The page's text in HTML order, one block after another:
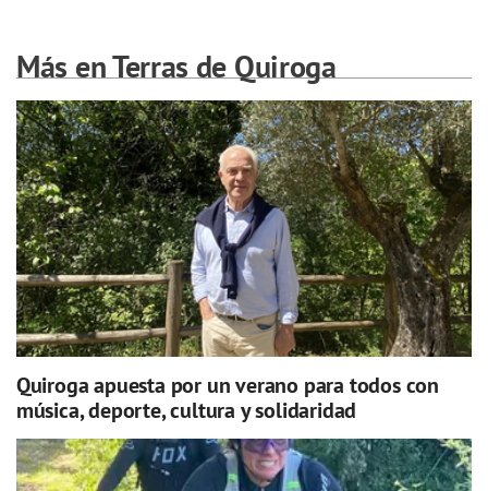
Más en Terras de Quiroga
Quiroga apuesta por un verano para todos con
música, deporte, cultura y solidaridad